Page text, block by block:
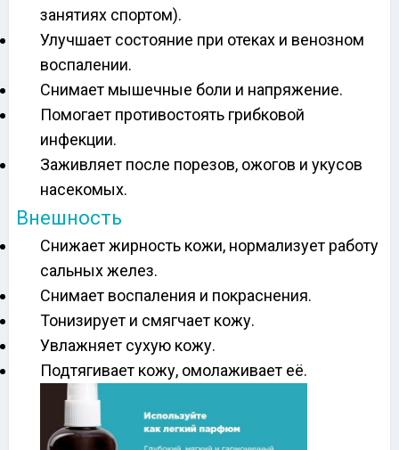
занятиях спортом).
Улучшает состояние при отеках и венозном
воспалении.
Снимает мышечные боли и напряжение.
Помогает противостоять грибковой
инфекции.
Заживляет после порезов, ожогов и укусов
насекомых.
Внешность
Снижает жирность кожи, нормализует работу
сальных желез.
Снимает воспаления и покраснения.
Тонизирует и смягчает кожу.
Увлажняет сухую кожу.
Подтягивает кожу, омолаживает её.